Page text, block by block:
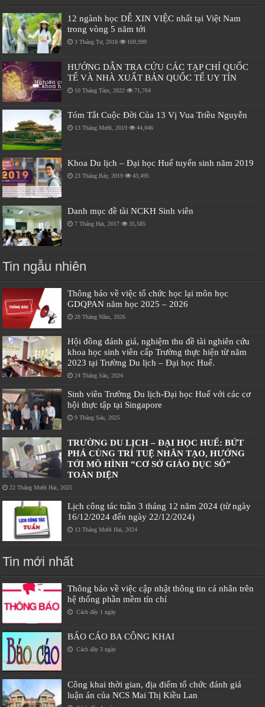
12 ngành học DỄ XIN VIỆC nhất tại Việt Nam
trong vòng 5 năm tới
3 Tháng Tư, 2018 169,999
HƯỚNG DẪN TRA CỨU CÁC TẠP CHÍ QUỐC
TẾ VÀ NHÀ XUẤT BẢN QUỐC TẾ UY TÍN
10 Tháng Tám, 2022 71,764
Tóm Tắt Cuộc Đời Của 13 Vị Vua Triều Nguyễn
13 Tháng Mười, 2019 44,046
Khoa Du lịch – Đại học Huế tuyển sinh năm 2019
23 Tháng Bảy, 2019 43,495
Danh mục đề tài NCKH Sinh viên
7 Tháng Hai, 2017 35,585
Tin ngẫu nhiên
Thông báo về việc tổ chức học lại môn học
GDQPAN năm học 2025 – 2026
28 Tháng Năm, 2026
Hội đồng đánh giá, nghiệm thu đề tài nghiên cứu
khoa học sinh viên cấp Trường thực hiện từ năm
2023 tại Trường Du lịch – Đại học Huế.
24 Tháng Sáu, 2024
Sinh viên Trường Du lịch-Đại học Huế với các cơ
hội thực tập tại Singapore
9 Tháng Sáu, 2025
TRƯỜNG DU LỊCH – ĐẠI HỌC HUẾ: BỨT
PHÁ CÙNG TRÍ TUỆ NHÂN TẠO, HƯỚNG
TỚI MÔ HÌNH “CƠ SỞ GIÁO DỤC SỐ”
TOÀN DIỆN
22 Tháng Mười Hai, 2025
Lịch công tác tuần 3 tháng 12 năm 2024 (từ ngày
16/12/2024 đến ngày 22/12/2024)
13 Tháng Mười Hai, 2024
Tin mới nhất
Thông báo về việc cập nhật thông tin cá nhân trên
hệ thống phần mềm tín chỉ
Cách đây 1 ngày
BÁO CÁO BA CÔNG KHAI
Cách đây 3 ngày
Công khai thời gian, địa điểm tổ chức đánh giá
luận án của NCS Mai Thị Kiều Lan